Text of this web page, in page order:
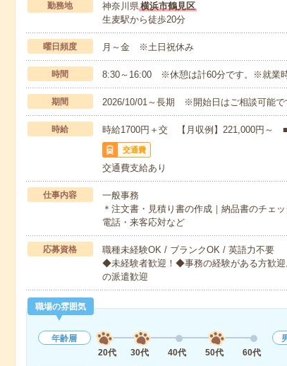
勤務地 神奈川県横浜市鶴見区
生麦駅から徒歩20分
曜日頻度 月～金 ※土日祝休み
時間 8:30～16:00 ※休憩は計60分です。※就業時
期間 2026/10/01～長期 ※開始日はご相談可能
時給 時給1700円＋交 【月収例】221,000円～
交通費
交通費支給あり
仕事内容
一般事務
＊注文書・見積り書の作成｜納品書のチェ
電話・来客応対など
応募資格
職種未経験OK / ブランクOK / 英語力不要
◆未経験者歓迎！◆事務の経験がある方歓
の派遣歓迎
職場の雰囲気
年齢層
20代
30代 40代 50代 60代